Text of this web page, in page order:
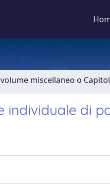
miscellaneo o
individuale di